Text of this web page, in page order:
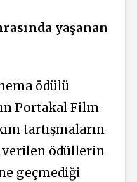
yaşanan
ödülü
Portakal Film
tartışmaların
verilen ödüllerin
geçmediği